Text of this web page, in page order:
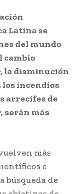
Latina se
del mundo
cambio
la disminución
incendios
arrecifes de
serán más
más
e
búsqueda de